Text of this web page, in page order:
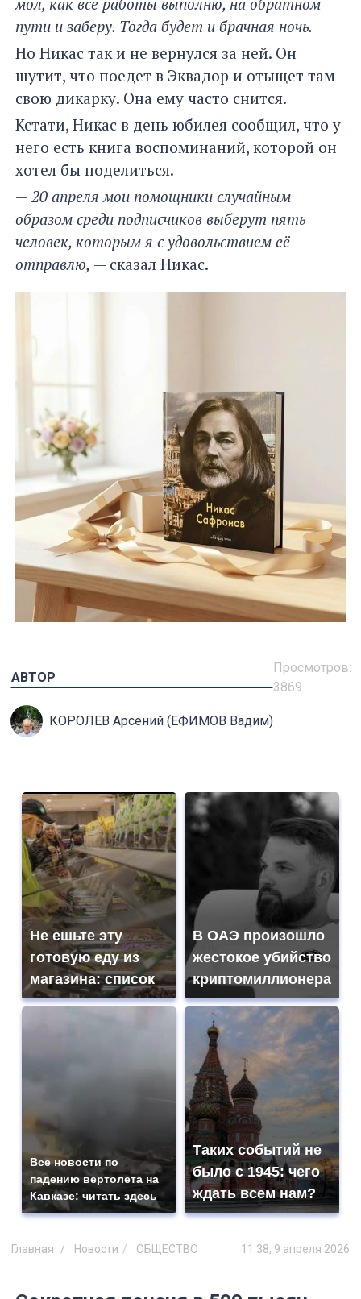
пути и заберу. Тогда будет и брачная ночь.
Но Никас так и не вернулся за ней. Он
шутит, что поедет в Эквадор и отыщет там
свою дикарку. Она ему часто снится.
Кстати, Никас в день юбилея сообщил, что у
него есть книга воспоминаний, которой он
хотел бы поделиться.
— 20 апреля мои помощники случайным
образом среди подписчиков выберут пять
человек, которым я с удовольствием её
отправлю, — сказал Никас.
Просмотров:
3869
АВТОР
КОРОЛЕВ Арсений (ЕФИМОВ Вадим)
Не ешьте эту
готовую еду из
магазина: список
В ОАЭ произошло
жестокое убийство
криптомиллионера
Все новости по
падению вертолета на
Кавказе: читать здесь
Таких событий не
было с 1945: чего
ждать всем нам?
Главная Новости ОБЩЕСТВО 11:38, 9 апреля 2026